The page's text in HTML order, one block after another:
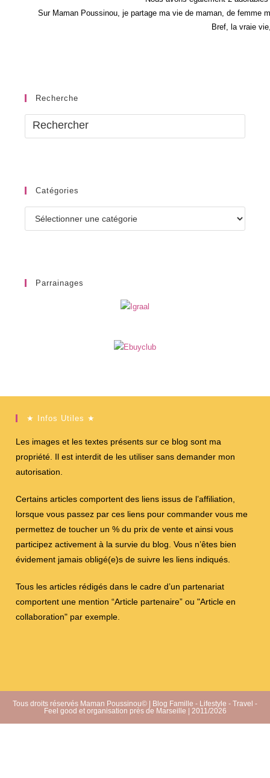
Sur Maman Poussinou, je partage ma vie de maman, de femme
Bref, la vraie
Recherche
Catégories
Parrainages
★ Infos Utiles ★
Les images et les textes présents sur ce blog sont ma
propriété. Il est interdit de les utiliser sans demander mon
autorisation.
Certains articles comportent des liens issus de l’affiliation,
lorsque vous passez par ces liens pour commander vous me
permettez de toucher un % du prix de vente et ainsi vous
participez activement à la survie du blog. Vous n’êtes bien
évidement jamais obligé(e)s de suivre les liens indiqués.
Tous les articles rédigés dans le cadre d’un partenariat
comportent une mention “Article partenaire” ou "Article en
collaboration" par exemple.
Tous droits réservés Maman Poussinou© | Blog Famille - Lifestyle - Travel -
Feel good et organisation près de Marseille | 2011/2026